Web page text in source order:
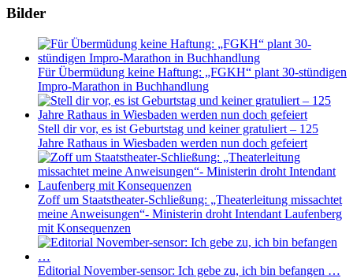
Bilder
Für Übermüdung keine Haftung: „FGKH“ plant 30-stündigen
Impro-Marathon in Buchhandlung
Stell dir vor, es ist Geburtstag und keiner gratuliert – 125
Jahre Rathaus in Wiesbaden werden nun doch gefeiert
Zoff um Staatstheater-Schließung: „Theaterleitung missachtet
meine Anweisungen“- Ministerin droht Intendant Laufenberg
mit Konsequenzen
Editorial November-sensor: Ich gebe zu, ich bin befangen …